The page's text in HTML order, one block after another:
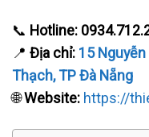
📞 Hotline:
📍 Địa chỉ: 15
Thạch, TP Đà Nẵng
🌐Website: https://